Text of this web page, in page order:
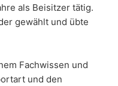
als Beisitzer tätig.
gewählt und übte
Fachwissen und
und den